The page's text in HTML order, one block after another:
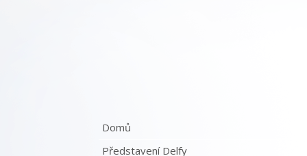
Domů
Představení Delfy